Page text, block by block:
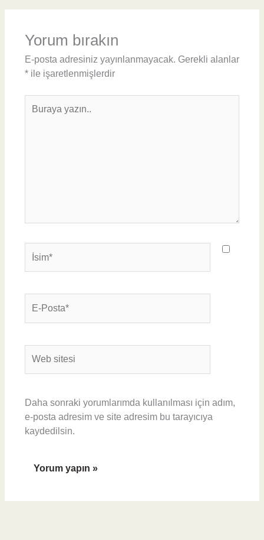
Yorum bırakın
E-posta adresiniz yayınlanmayacak. Gerekli alanlar
*ile işaretlenmişlerdir
yazın..
Posta*
sitesi
Daha sonraki yorumlarımda kullanılması için adım,
e-posta adresim ve site adresim bu tarayıcıya
kaydedilsin.